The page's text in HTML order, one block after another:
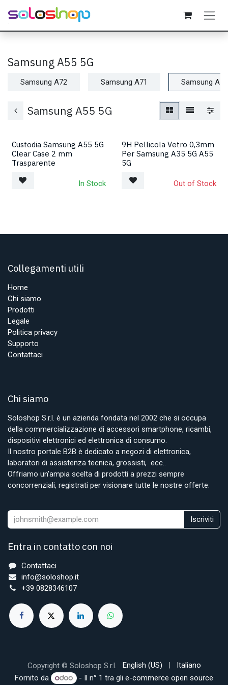
Passa al contenuto
Samsung A55 5G
Samsung A72 Samsung A71 Samsung
Samsung A55 5G
Custodia Samsung A55 5G
Clear Case 2 mm
Trasparente
In Stock
9H Pellicola Vetro 0,3mm
Per Samsung A35 5G A55
5G
Out of Stock
Collegamenti utili
Home
Chi siamo
Prodotti
Legale
Politica privacy
Supporto
Contattaci
Chi siamo
Soloshop S.r.l. è un azienda fondata nel 2002 che si occupa
della commercializzazione di accessori smartphone, ricambi,
dispositivi elettronici ed elettronica di consumo.
Il nostro portale B2B è dedicato a negozi di elettronica,
laboratori di assistenza tecnica, grossisti, ecc..
Offriamo un'ampia scelta di prodotti a prezzi sempre
concorrenziali, registrati per visionare tutte le nostre offerte.
Iscriviti
Entra in contatto con noi
Contattaci
info@soloshop.it
+39 0828346107
Copyright © Soloshop S.r.l. English (US) |
Italiano
Fornito da
- Il n° 1 tra glie-commerce open source